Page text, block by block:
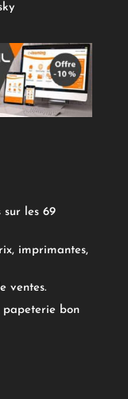
sur les 69
imprimantes,
ventes.
papeterie bon